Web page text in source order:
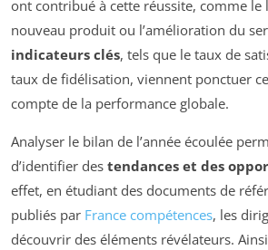
ont contribué à cette réussite, comme le
nouveau produit ou l’amélioration du
indicateurs clés, tels que le taux de
taux de fidélisation, viennent ponctuer
compte de la performance globale.
Analyser le bilan de l’année écoulée
d’identifier des tendances et des
effet, en étudiant des documents de
publiés par France compétences, les
découvrir des éléments révélateurs.